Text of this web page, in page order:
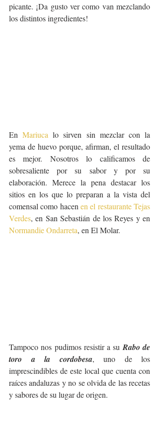
picante. ¡Da gusto ver como van mezclando
los distintos ingredientes!
En Mariuca lo sirven sin mezclar con la
yema de huevo porque, afirman, el resultado
es mejor. Nosotros lo calificamos de
sobresaliente por su sabor y por su
elaboración. Merece la pena destacar los
sitios en los que lo preparan a la vista del
comensal como hacen en el restaurante Tejas
Verdes
Normandie Ondarreta, en El Molar.
Tampoco nos pudimos resistir a su Rabo de
toro a la cordobesa, uno de los
imprescindibles de este local que cuenta con
raíces andaluzas y no se olvida de las recetas
y sabores de su lugar de origen.